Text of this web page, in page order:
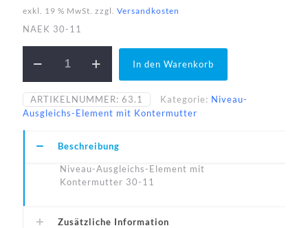
exkl. 19 % MwSt. zzgl. Versandkosten
NAEK 30-11
30-
A1
Menge
In den Warenkorb
ARTIKELNUMMER: 63.1 Kategorie: Niveau-
Ausgleichs-Element mit Kontermutter
Beschreibung
Niveau-Ausgleichs-Element mit
Kontermutter 30-11
Zusätzliche Information